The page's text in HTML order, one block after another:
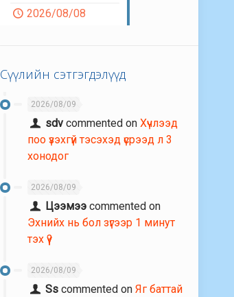
2026/08/08
Сүүлийн сэтгэгдэлүүд
2026/08/09
sdv commented onХүчлээд
поо үзэхгүй тэсэхэд үсрээд л 3
хонодог
2026/08/09
Цээмээ commented on
Эхнийх нь бол зүгээр 1 минут
тэх үү?
2026/08/09
Ss commented onЯг баттай